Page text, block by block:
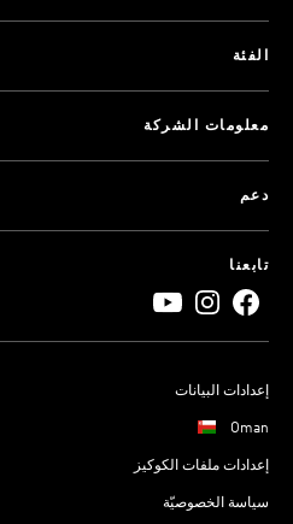
الفئة
معلومات الشركة
دعم
تابعنا
إعدادات البيانات
Oman
إعدادات ملفات الكوكيز
سياسة الخصوصيّة